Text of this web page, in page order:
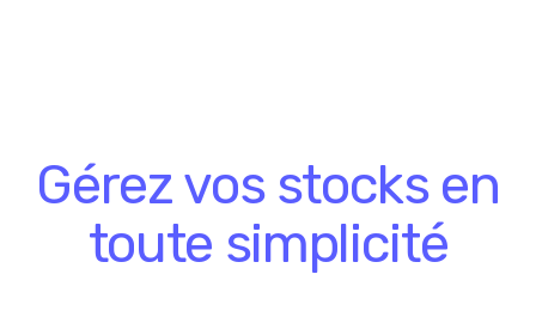
Gérez vos stocks en
toute simplicité